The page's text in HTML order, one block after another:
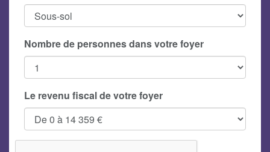
Nombre de personnes dans votre foyer
Le revenu fiscal de votre foyer